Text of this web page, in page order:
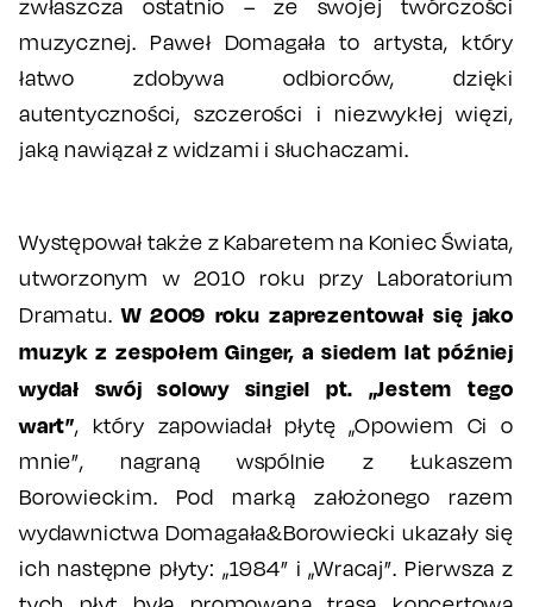
zwłaszcza ostatnio – ze swojej twórczości
muzycznej. Paweł Domagała to artysta, który
łatwo zdobywa odbiorców, dzięki
autentyczności, szczerości i niezwykłej więzi,
jaką nawiązał z widzami i słuchaczami.
Występował także z Kabaretem na Koniec Świata,
utworzonym w 2010 roku przy Laboratorium
Dramatu.W 2009 roku zaprezentował się jako
muzyk z zespołem Ginger, a siedem lat później
wydał swój solowy singiel pt. „Jestem tego
wart”, który zapowiadał płytę „Opowiem Ci o
mnie”, nagraną wspólnie z Łukaszem
Borowieckim. Pod marką założonego razem
wydawnictwa Domagała&Borowiecki ukazały się
ich następne płyty: „1984” i „Wracaj”. Pierwsza z